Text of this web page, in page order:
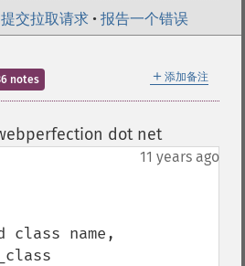
提交拉取请求 • 报告一个错误
＋ 添加备注
notes
dot net¶
11 years ago
name,